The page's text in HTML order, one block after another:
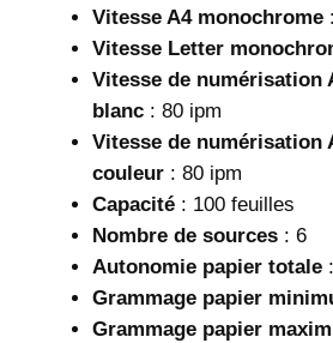
0
0
0
M
A
D
.
Vitesse A4 monochrome
Vitesse Letter
Vitesse de numérisation
blanc : 80 ipm
Vitesse de numérisation
couleur : 80 ipm
Capacité : 100 feuilles
Nombre de sources : 6
Autonomie papier totale
Grammage papier
Grammage papier